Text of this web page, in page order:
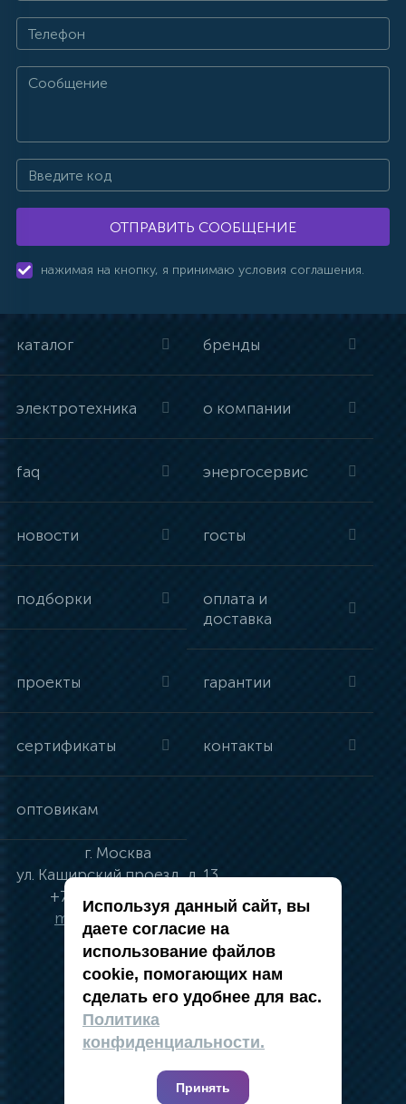
ОТПРАВИТЬ СООБЩЕНИЕ
нажимая на кнопку, я принимаю условия соглашения.
каталог бренды
электротехника о компании
faq энергосервис
новости госты
подборки
оплата и
доставка
проекты гарантии
сертификаты контакты
оптовикам
г. Москва
ул. Каширский проезд, д. 13
+7 (495) 134-41-83
moskva@vincci.ru
политика в отношении обработки
персональных данных
публичная оферта
карта сайта
Используя данный сайт, вы
даете согласие на
использование файлов
cookie, помогающих нам
сделать его удобнее для вас.
Политика
конфиденциальности.
Принять